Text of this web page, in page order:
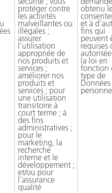
protéger contre
les activités
malveillantes ou
illégales ;
assurer
l’utilisation
appropriée de
nos produits et
services ;
améliorer nos
produits et
services ; pour
une utilisation
transitoire à
court terme ; à
des fins
administratives ;
pour le
marketing, la
recherche
interne et le
développement ;
et/ou pour
l’assurance
qualité
obtenu
et à
fins qui
peuvent
requises
la loi en
fonction
type de
Données